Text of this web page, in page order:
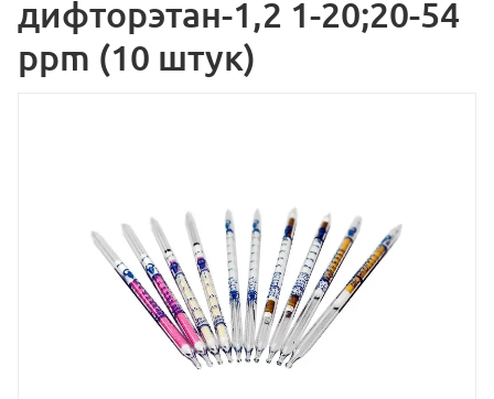
дифторэтан-1,2 1-20;20-54
ppm (10 штук)